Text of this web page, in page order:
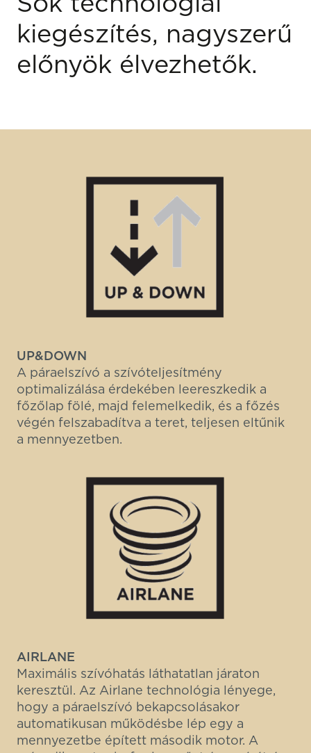
kiegészítés, nagyszerű
előnyök élvezhetők.
UP&DOWN
A páraelszívó a szívóteljesítmény
optimalizálása érdekében leereszkedik a
főzőlap fölé, majd felemelkedik, és a főzés
végén felszabadítva a teret, teljesen eltűnik
a mennyezetben.
AIRLANE
Maximális szívóhatás láthatatlan járaton
keresztül. Az Airlane technológia lényege,
hogy a páraelszívó bekapcsolásakor
automatikusan működésbe lép egy a
mennyezetbe épített második motor. A